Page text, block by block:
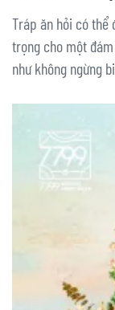
Tráp ăn hỏi có thể
trọng cho một
như không ngừng